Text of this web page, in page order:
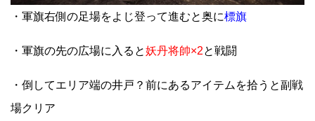
・軍旗右側の足場をよじ登って進むと奥に標旗
・軍旗の先の広場に入ると妖丹将帥×2と戦闘
・倒してエリア端の井戸？前にあるアイテムを拾うと副戦
場クリア